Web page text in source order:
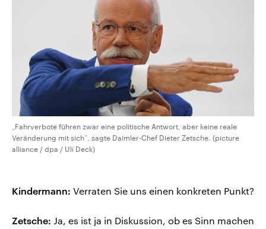
„Fahrverbote führen zwar eine politische Antwort, aber keine reale
Veränderung mit sich“, sagte Daimler-Chef Dieter Zetsche. (picture
alliance / dpa / Uli Deck)
Kindermann: Verraten Sie uns einen konkreten Punkt?
Zetsche: Ja, es ist ja in Diskussion, ob es Sinn machen